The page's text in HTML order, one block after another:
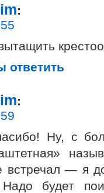
:
ответить
:
Ну, с
встречал — я
будет